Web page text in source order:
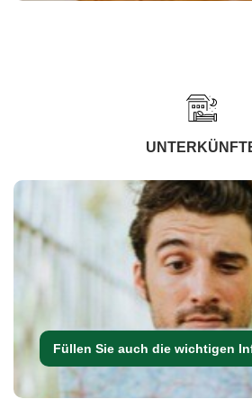
Füllen Sie auch die wichtigen